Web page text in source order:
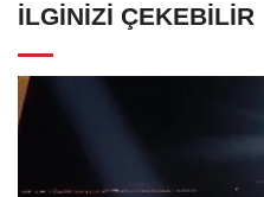
İLGINIZI ÇEKEBILIR